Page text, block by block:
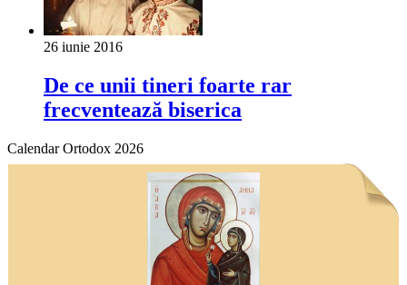
26 iunie 2016
De ce unii tineri foarte rar
frecventează biserica
Calendar Ortodox 2026